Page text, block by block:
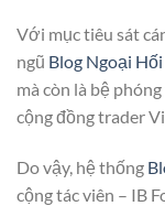
Với mục tiêu sát
ngũ Blog Ngoại Hối
mà còn là bệ
cộng đồng trader
Do vậy, hệ thống
cộng tác viên – IB